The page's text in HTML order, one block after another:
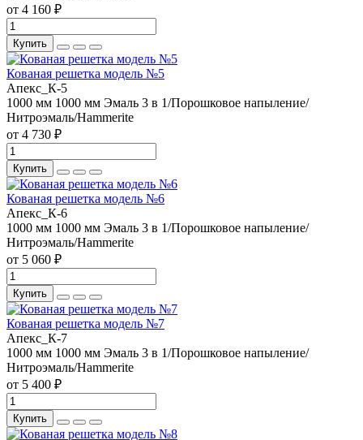
от 4 160 ₽
Купить
Кованая решетка модель №5
Апекс_К-5
1000 мм 1000 мм Эмаль 3 в 1/Порошковое напыление/
Нитроэмаль/Hammerite
от 4 730 ₽
Купить
Кованая решетка модель №6
Апекс_К-6
1000 мм 1000 мм Эмаль 3 в 1/Порошковое напыление/
Нитроэмаль/Hammerite
от 5 060 ₽
Купить
Кованая решетка модель №7
Апекс_К-7
1000 мм 1000 мм Эмаль 3 в 1/Порошковое напыление/
Нитроэмаль/Hammerite
от 5 400 ₽
Купить